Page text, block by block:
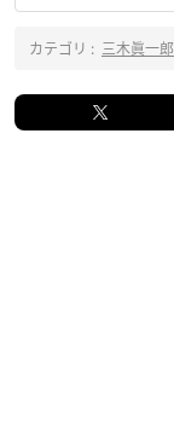
カテゴリ : 三木眞一郎